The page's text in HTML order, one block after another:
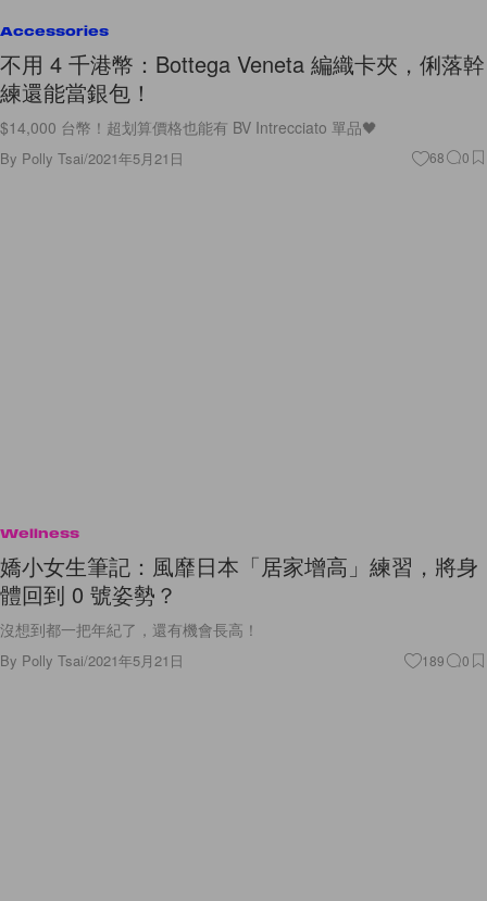
Accessories
不用 4 千港幣：Bottega Veneta 編織卡夾，俐落幹
練還能當銀包！
$14,000 台幣！超划算價格也能有 BV Intrecciato 單品🖤
By Polly Tsai/2021年5月21日 68 0
Wellness
嬌小女生筆記：風靡日本「居家增高」練習，將身
體回到 0 號姿勢？
沒想到都一把年紀了，還有機會長高！
By Polly Tsai/2021年5月21日 189 0